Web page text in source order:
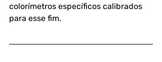
colorímetros específicos calibrados
para esse fim.